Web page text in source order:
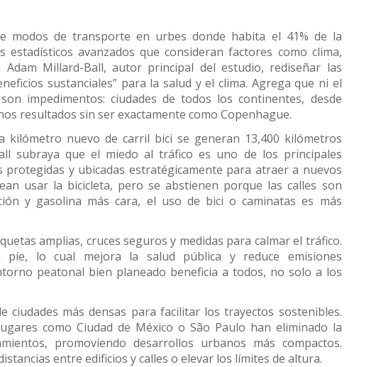
modos de transporte en urbes donde habita el 41% de la
estadísticos avanzados que consideran factores como clima,
Millard-Ball, autor principal del estudio, rediseñar las
sustanciales” para la salud y el clima. Agrega que ni el
impedimentos: ciudades de todos los continentes, desde
resultados sin ser exactamente como Copenhague.
kilómetro nuevo de carril bici se generan 13,400 kilómetros
subraya que el miedo al tráfico es uno de los principales
y ubicadas estratégicamente para atraer a nuevos
usar la bicicleta, pero se abstienen porque las calles son
y gasolina más cara, el uso de bici o caminatas es más
amplias, cruces seguros y medidas para calmar el tráfico.
pie, lo cual mejora la salud pública y reduce emisiones
peatonal bien planeado beneficia a todos, no solo a los
ciudades más densas para facilitar los trayectos sostenibles.
como Ciudad de México o São Paulo han eliminado la
promoviendo desarrollos urbanos más compactos.
entre edificios y calles o elevar los límites de altura.